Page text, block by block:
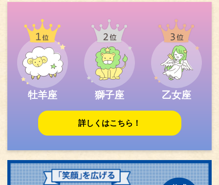
牡羊座 獅子座 乙女座
詳しくはこちら！